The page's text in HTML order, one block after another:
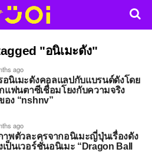
"อนิเมะดัง"
ago
อนิเมะดังคอลแลปกับแบรนด์ดังโดย
แฟนตาซีเชื่อมโยงกับความจริง
อง “nshnv”
ago
าพตัวละครจากอนิเมะญี่ปุ่นเรื่องดัง
ป็นเวอร์ชั่นอนิเมะ “Dragon Ball